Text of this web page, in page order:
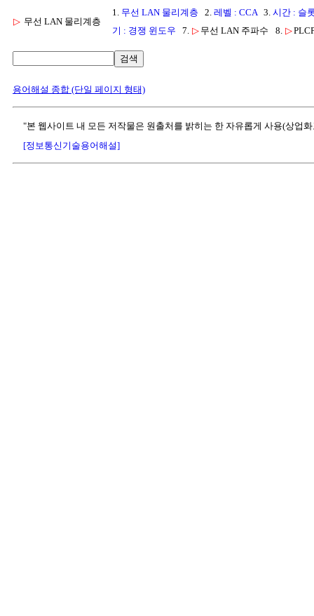
▷ 무선 LAN 물리계층
1. 무선 LAN 물리계층 2. 레벨 : CCA 3. 시간 : 슬
기 : 경쟁 윈도우 7. ▷ 무선 LAN 주파수 8. ▷
검색
용어해설 종합 (단일 페이지 형태)
"본 웹사이트 내 모든 저작물은 원출처를 밝히는 한 자유롭게 사용(상업
[정보통신기술용어해설]